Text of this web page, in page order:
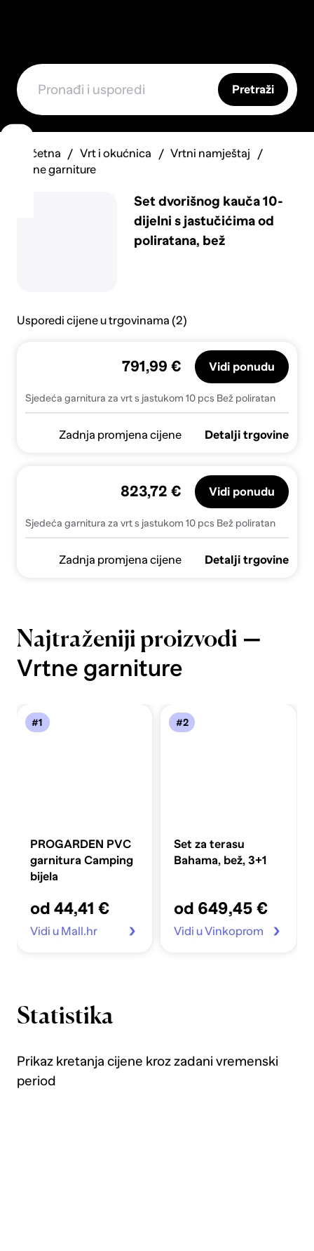
Pretraži
Početna Vrt i okućnica
Vrtni namještaj
Vrtne garniture
Set dvorišnog kauča 10-
dijelni s jastučićima od
poliratana, bež
Usporedi cijene u trgovinama (2)
Sjedeća garnitura za vrt s jastukom 10 pcs Bež poliratan
791,99 € Vidi ponudu
Zadnja promjena cijene Detalji trgovine
Sjedeća garnitura za vrt s jastukom 10 pcs Bež poliratan
823,72 € Vidi ponudu
Zadnja promjena cijene Detalji trgovine
Najtraženiji proizvodi —
Vrtne garniture
#1
PROGARDEN PVC
garnitura Camping
bijela
od 44,41 €
Vidi u Mall.hr
#2
Set za terasu
Bahama, bež, 3+1
od 649,45 €
Vidi u Vinkoprom
Statistika
Prikaz kretanja cijene kroz zadani vremenski
period